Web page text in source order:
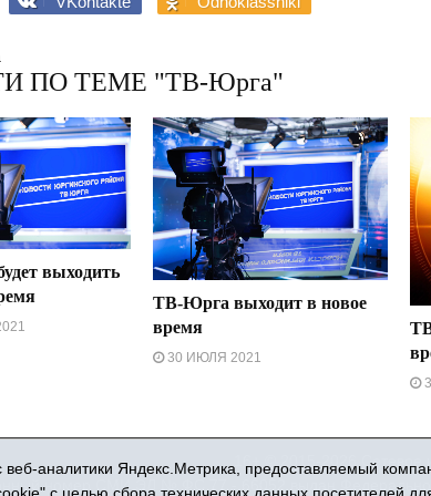
ПО ТЕМЕ "ТВ-Юрга"
выходить
ТВ-Юрга выходит в новое
время
30 ИЮЛЯ 2021
16+ © 2015-2026 Сетевое
номер СМИ ЭЛ № ФС 77 - 66052 выдан
веб-аналитики Яндекс.Метрика, предоставляемый